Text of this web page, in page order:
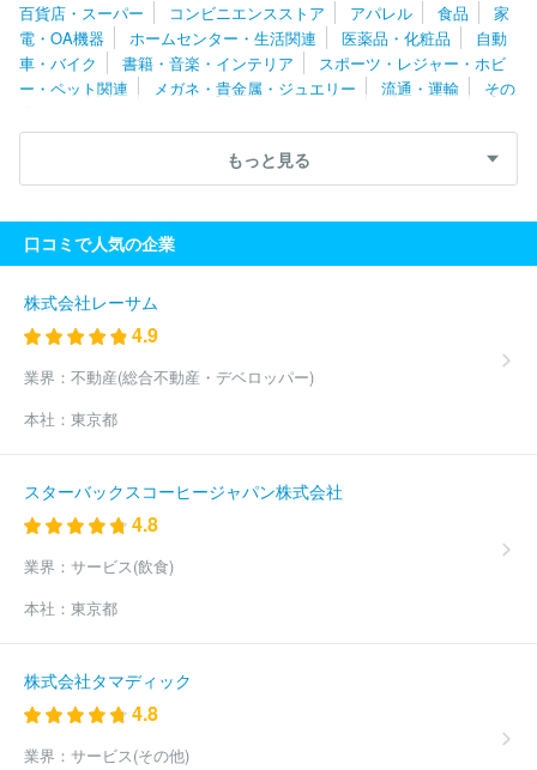
会社
株式会社近鉄百貨店 株式会社タカラ・エムシー
株式会社
平和堂
株式会社ラルズ 生活協同組合コープさっぽろ
株式会社
西條
株式会社ヤマザワ 株式会社藤崎 株式会社ベイシア
株
式会社とりせん
株式会社カスミ 株式会社ヨークベニマル
フレ
株式会社フレッセイ 株式会社京王百貨店
株式会社東急百貨店
株式会社京急ストア
株式会社ダイエー
株式会社長崎屋
株式会社三徳
社松屋
株式会社三越伊勢丹 株式会社ヨーク
日本空港ビルデン
グ株式会社
株式会社三和
ン・キホーテ
オーケー株式会社
コホールセールジャパン株式会社
株式会社マルエツ
サミット株
いなげや
株式会社京急百貨店
ストア
有限会社アンプーファム 株式会社ダイキヨープラザ
か(644件)
百貨店・スーパー コンビニエンスストア アパレル 食品
家
電・OA機器
ホームセンター・生活関連 医薬品・化粧品
自動
車・バイク
書籍・音楽・インテリア
スポーツ・レジャー・ホビ
ー・ペット関連
メガネ・貴金属・ジュエリー 流通・運輸
その
もっと見る
口コミで人気の企業
株式会社レーサム
4.9
業界： 不動産(総合不動産・デベロッパー)
本社： 東京都
スターバックスコーヒージャパン株式会社
4.8
業界： サービス(飲食)
本社： 東京都
株式会社タマディック
4.8
業界： サービス(その他)